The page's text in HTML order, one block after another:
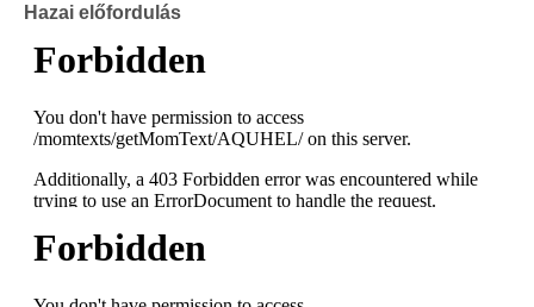
Hazai előfordulás